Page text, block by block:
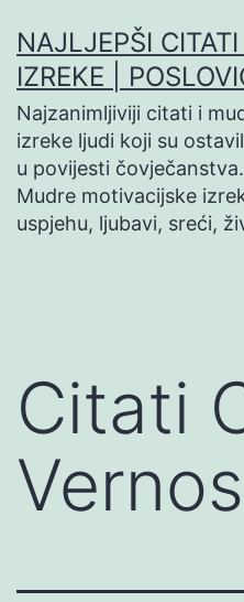
na
sadržaj
NAJLJEPŠI CITATI |
IZREKE |
Najzanimljiviji citati i
izreke ljudi koji su
u povijesti čovječanstva.
Mudre motivacijske
uspjehu, ljubavi, sreći,
Citati